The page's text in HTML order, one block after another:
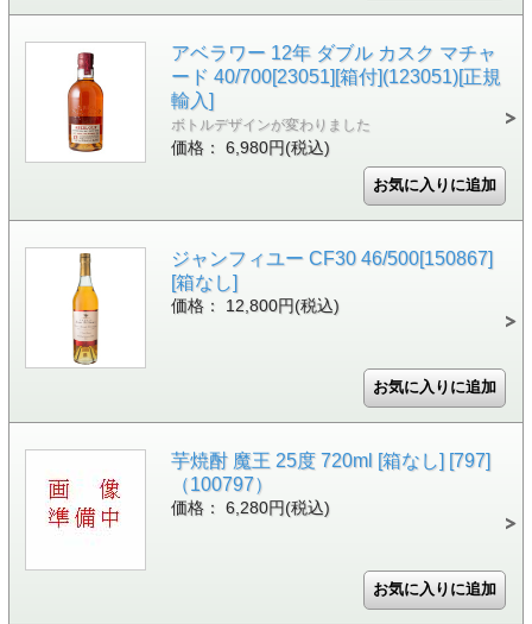
アベラワー 12年 ダブル カスク マチャ
ード 40/700[23051][箱付](123051)[正規
輸入]
ボトルデザインが変わりました
価格： 6,980円(税込)
ジャンフィユー CF30 46/500[150867]
[箱なし]
価格： 12,800円(税込)
芋焼酎 魔王 25度 720ml [箱なし] [797]
（100797）
価格： 6,280円(税込)